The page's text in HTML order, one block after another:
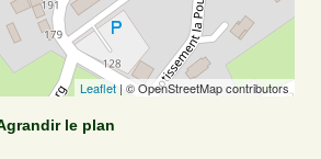
Leaflet| © OpenStreetMap contributors
le plan